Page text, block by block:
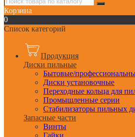
Корзина
0
Список категорий
Продукция
Диски пильные
Бытовые/
Диски установочные
Переходные кольца для
Промышленные серии
Стабилизаторы пильных
Запасные части
Винты
Гайки